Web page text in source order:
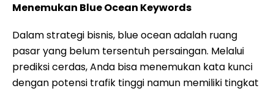
Menemukan Blue Ocean Keywords
Dalam strategi bisnis, blue ocean adalah ruang
pasar yang belum tersentuh persaingan. Melalui
prediksi cerdas, Anda bisa menemukan kata kunci
dengan potensi trafik tinggi namun memiliki tingkat